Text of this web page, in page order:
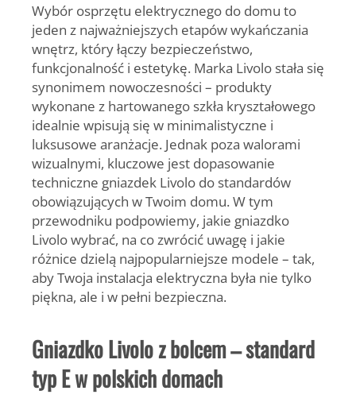
Wybór osprzętu elektrycznego do domu to
jeden z najważniejszych etapów wykańczania
wnętrz, który łączy bezpieczeństwo,
funkcjonalność i estetykę. Marka Livolo stała się
synonimem nowoczesności – produkty
wykonane z hartowanego szkła kryształowego
idealnie wpisują się w minimalistyczne i
luksusowe aranżacje. Jednak poza walorami
wizualnymi, kluczowe jest dopasowanie
techniczne gniazdek Livolo do standardów
obowiązujących w Twoim domu. W tym
przewodniku podpowiemy, jakie gniazdko
Livolo wybrać, na co zwrócić uwagę i jakie
różnice dzielą najpopularniejsze modele – tak,
aby Twoja instalacja elektryczna była nie tylko
piękna, ale i w pełni bezpieczna.
Gniazdko Livolo z bolcem – standard
typ E w polskich domach